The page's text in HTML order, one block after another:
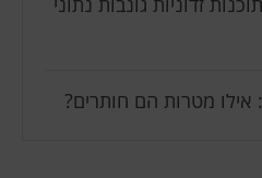
אילו מטרות הם חותרים?